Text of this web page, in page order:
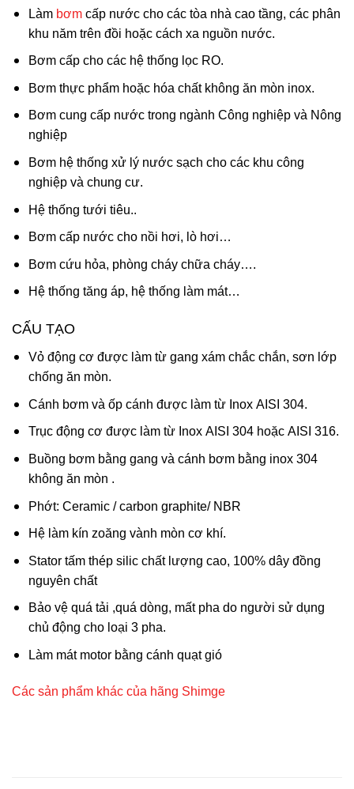
Làm bơmcấp nước cho các tòa nhà cao tầng, các phân
khu năm trên đồi hoặc cách xa nguồn nước.
Bơm cấp cho các hệ thống lọc RO.
Bơm thực phẩm hoặc hóa chất không ăn mòn inox.
Bơm cung cấp nước trong ngành Công nghiệp và Nông
nghiệp
Bơm hệ thống xử lý nước sạch cho các khu công
nghiệp và chung cư.
Hệ thống tưới tiêu..
Bơm cấp nước cho nồi hơi, lò hơi…
Bơm cứu hỏa, phòng cháy chữa cháy….
Hệ thống tăng áp, hệ thống làm mát…
CẤU TẠO
Vỏ động cơ được làm từ gang xám chắc chắn, sơn lớp
chống ăn mòn.
Cánh bơm và ốp cánh được làm từ Inox AISI 304.
Trục động cơ được làm từ Inox AISI 304 hoặc AISI 316.
Buồng bơm bằng gang và cánh bơm bằng inox 304
không ăn mòn .
Phớt: Ceramic / carbon graphite/ NBR
Hệ làm kín zoăng vành mòn cơ khí.
Stator tấm thép silic chất lượng cao, 100% dây đồng
nguyên chất
Bảo vệ quá tải ,quá dòng, mất pha do người sử dụng
chủ động cho loại 3 pha.
Làm mát motor bằng cánh quạt gió
Các sản phẩm khác của hãng Shimge